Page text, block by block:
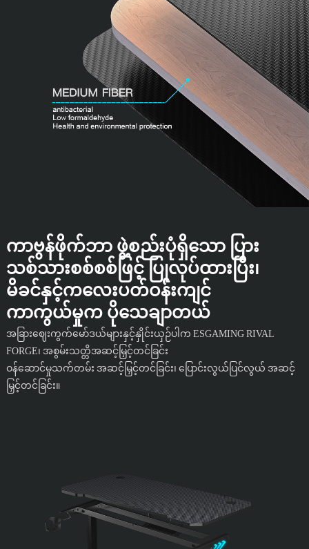
ကာဗွန်ဖိုက်ဘာ ဖွဲ့စည်းပုံရှိသော ပြား
သစ်သားစစ်စစ်ဖြင့် ပြုလုပ်ထားပြီး၊
မိခင်နှင့်ကလေးပတ်ဝန်းကျင်
ကာကွယ်မှုက ပိုသေချာတယ်
အခြားဈေးကွက်မော်ဒယ်များနှင့်နှိုင်းယှဉ်ပါက ESGAMING RIVAL
FORGE၊ အစွမ်းသတ္တိအဆင့်မြှင့်တင်ခြင်း
ဝန်ဆောင်မှုသက်တမ်း အဆင့်မြှင့်တင်ခြင်း၊ ပြောင်းလွယ်ပြင်လွယ် အဆင့်
မြှင့်တင်ခြင်း။